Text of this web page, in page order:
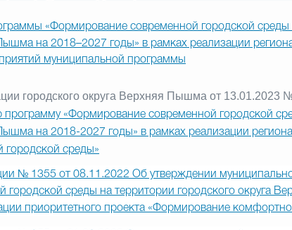
«Формирование современной городской среды
на 2018–2027 годы» в рамках реализации
муниципальной программы
городского округа Верхняя Пышма от 13.01.2023
«Формирование современной городской
на 2018-2027 годы» в рамках реализации
среды»
№ 1355 от 08.11.2022 Об утверждении
городской среды на территории городского округа
приоритетного проекта «Формирование